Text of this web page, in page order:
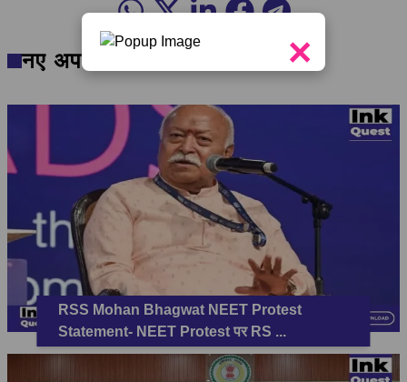
×
नए अपडेट
RSS Mohan Bhagwat NEET Protest
Statement- NEET Protest पर RS ...